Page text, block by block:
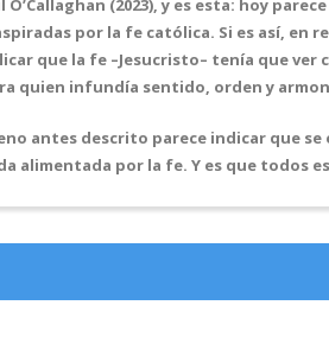
O’Callaghan (2023), y es esta: hoy
por la fe católica. Si es así, en
que la fe –Jesucristo– tenía que
quien infundía sentido, orden y
antes descrito parece indicar que
alimentada por la fe. Y es que todos